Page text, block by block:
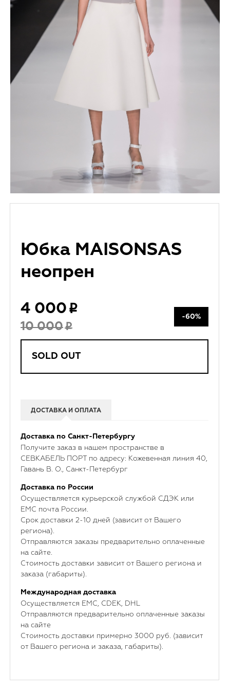
Юбка MAISONSAS
неопрен
4 000
10 000
-60%
SOLD OUT
ДОСТАВКА И ОПЛАТА
Доставка по Санкт-Петербургу
Получите заказ в нашем пространстве в
СЕВКАБЕЛЬ ПОРТ по адресу: Кожевенная линия 40,
Гавань В. О., Санкт-Петербург
Доставка по России
Осуществляется курьерской службой СДЭК или
ЕМС почта России.
Срок доставки 2-10 дней (зависит от Вашего
региона).
Отправляются заказы предварительно оплаченные
на сайте.
Стоимость доставки зависит от Вашего региона и
заказа (габариты).
Международная доставка
Осуществляется ЕМС, CDEK, DHL
Отправляются предварительно оплаченные заказы
на сайте
Стоимость доставки примерно 3000 руб. (зависит
от Вашего региона и заказа, габариты).